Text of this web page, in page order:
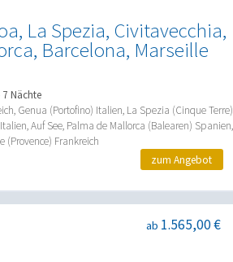
La Spezia, Civitavecchia,
Barcelona, Marseille
7 Nächte
Genua (Portofino) Italien, La Spezia (Cinque Terre)
Auf See, Palma de Mallorca (Balearen) Spanien,
(Provence) Frankreich
zum Angebot
ab 1.565,00 €